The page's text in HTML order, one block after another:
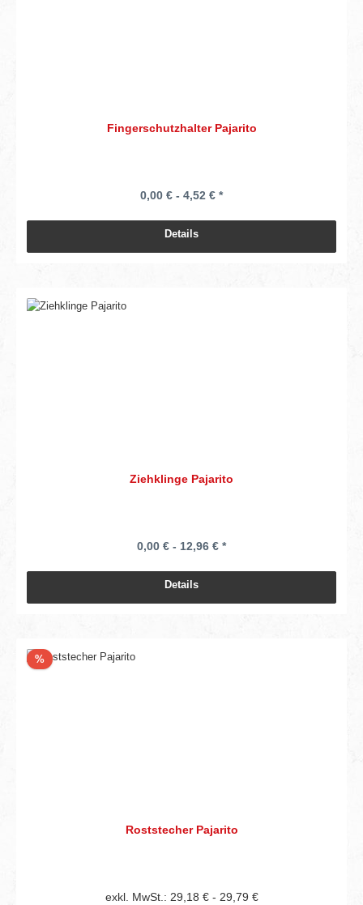
Fingerschutzhalter Pajarito
0,00 € - 4,52 € *
Details
Ziehklinge Pajarito
0,00 € - 12,96 € *
Details
%Rabatt
Roststecher Pajarito
exkl. MwSt.: 29,18 € - 29,79 €